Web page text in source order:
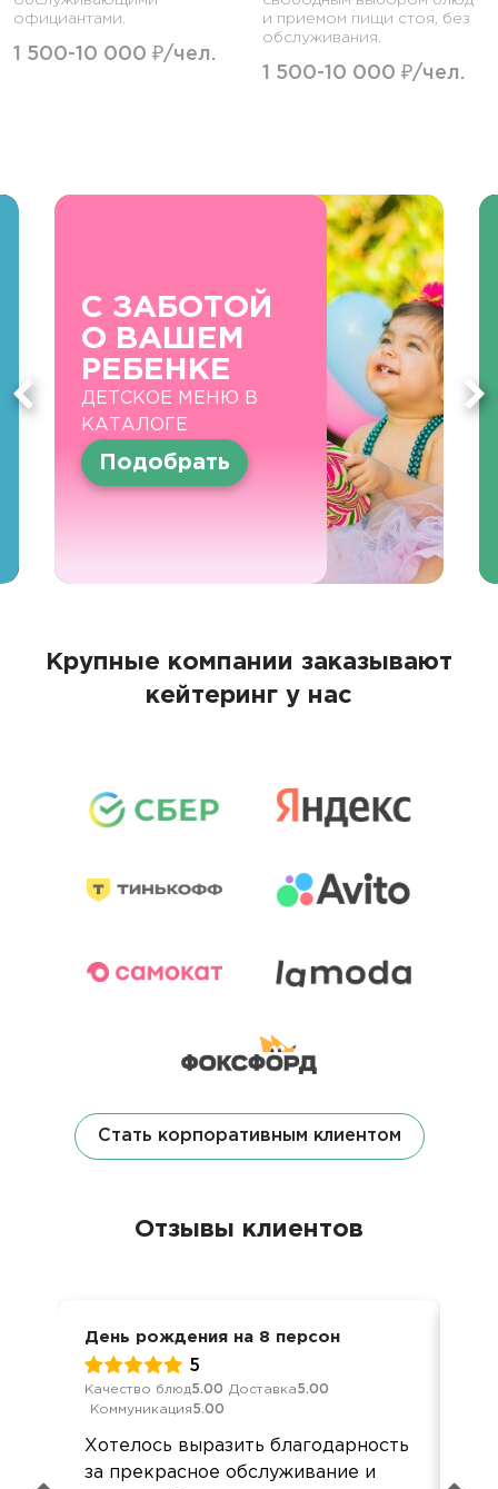
официантами.
1 500-10 000 ₽/чел.
и приемом пищи стоя, без
обслуживания.
1 500-10 000 ₽/чел.
С ЗАБОТОЙ
О ВАШЕМ
РЕБЕНКЕ
ДЕТСКОЕ МЕНЮ В
КАТАЛОГЕ
Подобрать
Крупные компании заказывают
кейтеринг у нас
Стать корпоративным клиентом
Отзывы клиентов
День рождения на 8 персон
5
Качество блюд5.00 Доставка5.00
Коммуникация5.00
Хотелось выразить благодарность
за прекрасное обслуживание и